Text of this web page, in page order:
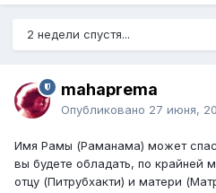
2 недели спустя...
mahaprema
Опубликовано 27 июня,
Имя Рамы (Раманама) может
вы будете обладать, по
отцу (Питрубхакти) и матери